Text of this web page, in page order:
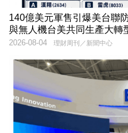
140億美元軍售引爆美台聯
與無人機台美共同生產大轉
理財周刊／新聞中心
2026-08-04